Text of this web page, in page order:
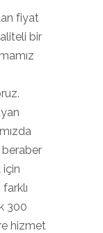
fiyat
bir
için
300
hizmet